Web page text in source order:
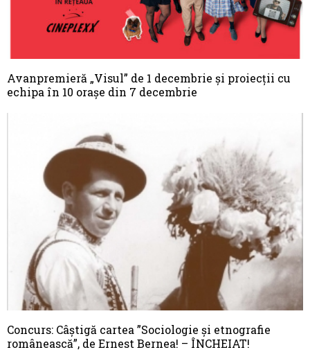
Avanpremieră „Visul” de 1 decembrie și proiecții cu
echipa în 10 orașe din 7 decembrie
Concurs: Câștigă cartea ”Sociologie și etnografie
românească”, de Ernest Bernea! – ÎNCHEIAT!